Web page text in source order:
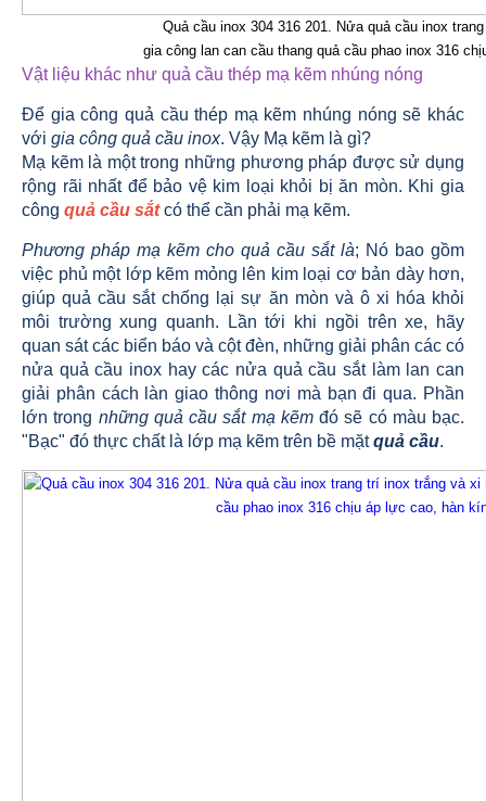
Quả cầu inox 304 316 201. Nửa quả cầu inox
gia công lan can cầu thang quả cầu phao inox 316
Vật liệu khác như quả cầu thép mạ kẽm nhúng nóng
Để gia công quả cầu thép mạ kẽm nhúng nóng sẽ khác
với gia công quả cầu inox. Vậy Mạ kẽm là gì?
Mạ kẽm là một trong những phương pháp được sử dụng
rộng rãi nhất để bảo vệ kim loại khỏi bị ăn mòn. Khi gia
công quả cầu sắtcó thể cần phải mạ kẽm.
Phương pháp mạ kẽm cho quả cầu sắt là; Nó bao gồm
việc phủ một lớp kẽm mỏng lên kim loại cơ bản dày hơn,
giúp quả cầu sắt chống lại sự ăn mòn và ô xi hóa khỏi
môi trường xung quanh. Lần tới khi ngồi trên xe, hãy
quan sát các biển báo và cột đèn, những giải phân các có
nửa quả cầu inox hay các nửa quả cầu sắt làm lan can
giải phân cách làn giao thông nơi mà bạn đi qua. Phần
lớn trong những quả cầu sắt mạ kẽmđó sẽ có màu bạc.
"Bạc" đó thực chất là lớp mạ kẽm trên bề mặtquả cầu.